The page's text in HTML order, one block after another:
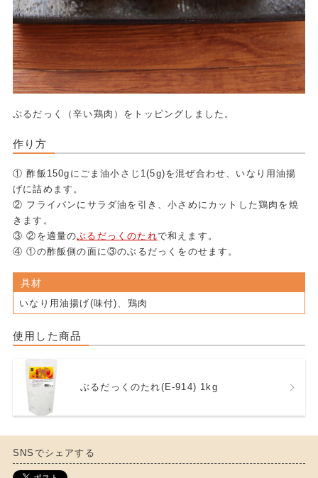
ぶるだっく（辛い鶏肉）をトッピングしました。
作り方
① 酢飯150gにごま油小さじ1(5g)を混ぜ合わせ、いなり用油揚
げに詰めます。
② フライパンにサラダ油を引き、小さめにカットした鶏肉を焼
きます。
③ ②を適量のぶるだっくのたれで和えます。
④ ①の酢飯側の面に③のぶるだっくをのせます。
具材
いなり用油揚げ(味付)、鶏肉
使用した商品
ぶるだっくのたれ(E-914) 1kg
SNSでシェアする